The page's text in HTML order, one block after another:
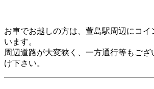
お車でお越しの方は、萱島駅周辺にコ
います。
周辺道路が大変狭く、一方通行等もござ
け下さい。